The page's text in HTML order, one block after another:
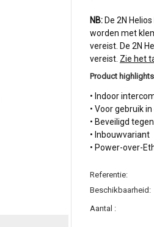
NB: De 2N
worden met
vereist. De 2N
vereist. Zie het
Product highlights
• Indoor
• Voor gebruik
• Beveiligd
• Inbouwvariant
• Power-over-
Referentie:
Beschikbaarheid:
Aantal :